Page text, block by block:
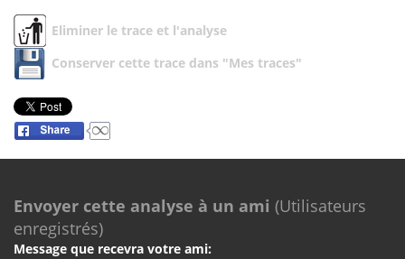
Eliminer le trace et l'analyse
Conserver cette trace dans "Mes traces"
Envoyer cette analyse à un ami (Utilisateurs
enregistrés)
Message que recevra votre ami: